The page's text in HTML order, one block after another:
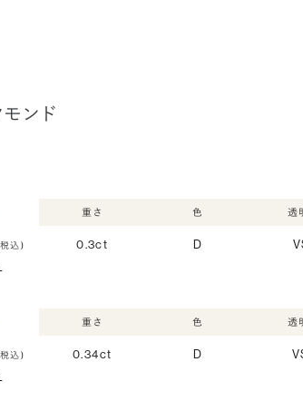
ンド
込)
重さ
0.3ct
色
D
透
込)
重さ
0.34ct
色
D
透